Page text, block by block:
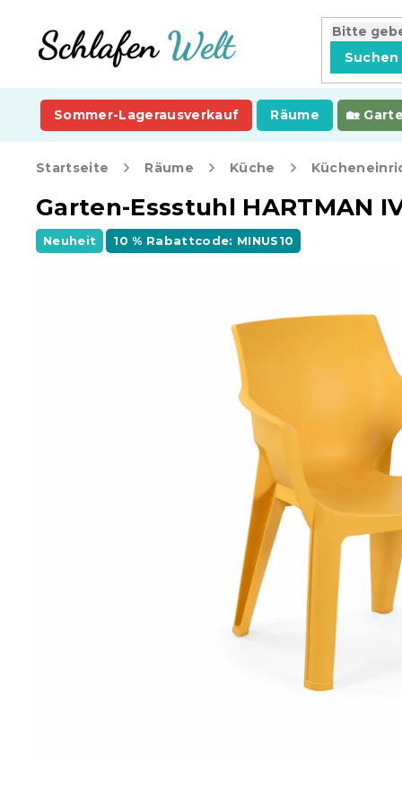
springen
Suchen
Sommer-Lagerausverkauf Räume
Startseite Räume Küche
Garten-Essstuhl HARTMAN
Neuheit 10 % Rabattcode: MINUS10